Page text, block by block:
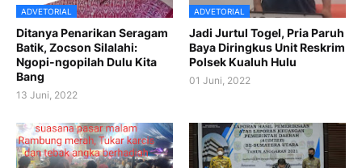
ADVETORIAL
Ditanya Penarikan Seragam
Batik, Zocson Silalahi:
Ngopi-ngopilah Dulu Kita
Bang
13 Juni, 2022
ADVETORIAL
Jadi Jurtul Togel, Pria Paruh
Baya Diringkus Unit Reskrim
Polsek Kualuh Hulu
01 Juni, 2022